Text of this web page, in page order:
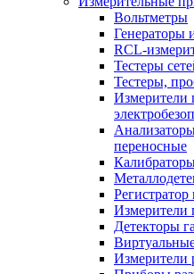
Вольтметры
Генераторы
RCL-
Тестеры
Тестеры,
Измерители
переносные
Регистратор
Измерители
Детекторы
Измерители